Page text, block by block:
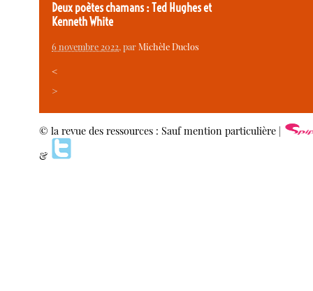
Deux poètes chamans : Ted Hughes et
Kenneth White
6 novembre 2022, parMichèle Duclos
<
>
© la revue des ressources : Sauf mention particulière |
&